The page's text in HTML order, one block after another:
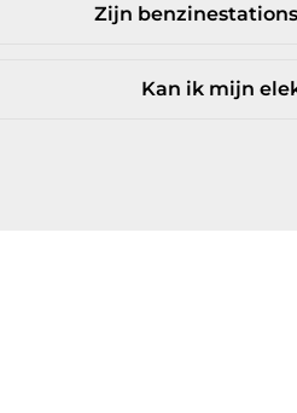
Zijn
Kan ik mijn